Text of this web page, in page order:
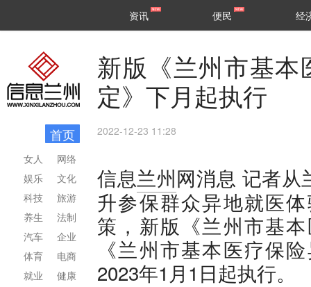
区县
资讯 便民 经
首页
网络
文化
旅游
法制
企业
电商
健康
女人
娱乐
科技
养生
汽车
体育
就业
新版《兰州市基
定》下月起执行
2022-12-23 11:28
信息兰州网消息 记者从
升参保群众异地就医
策，新版《兰州市基
《兰州市基本医疗保
2023年1月1日起执行。